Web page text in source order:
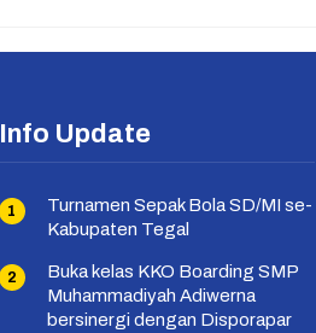
Info Update
Turnamen Sepak Bola SD/MI se-
Kabupaten Tegal
Buka kelas KKO Boarding SMP
Muhammadiyah Adiwerna
bersinergi dengan Disporapar